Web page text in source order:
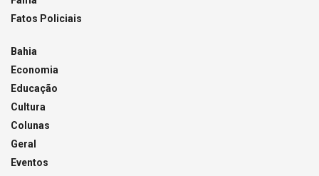
Fatos Policiais
Bahia
Economia
Educação
Cultura
Colunas
Geral
Eventos